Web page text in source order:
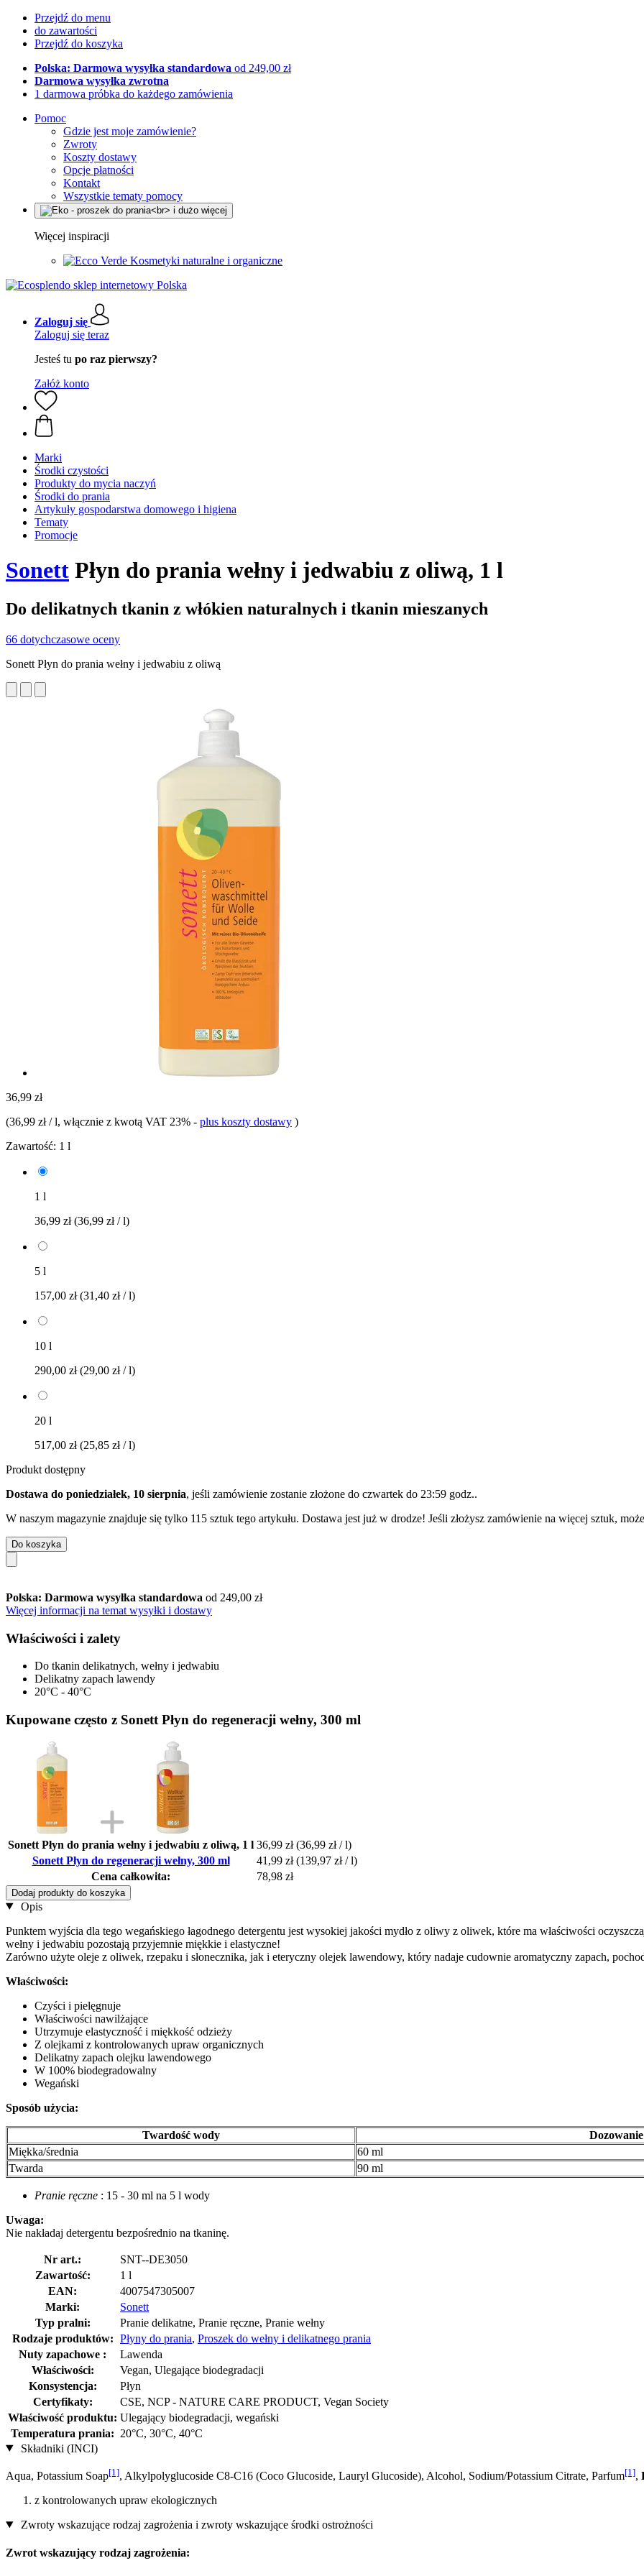
Przejdź do menu
do zawartości
Przejdź do koszyka
Polska: Darmowa wysyłka standardowa od 249,00 zł
Darmowa wysyłka zwrotna
1 darmowa próbka do każdego zamówienia
Pomoc
Gdzie jest moje zamówienie?
Zwroty
Koszty dostawy
Opcje płatności
Kontakt
Wszystkie tematy pomocy
Więcej inspiracji
Kosmetyki naturalne i organiczne
Zaloguj się
Zaloguj się teraz
Jesteś tu po raz pierwszy?
Załóż konto
Marki
Środki czystości
Produkty do mycia naczyń
Środki do prania
Artykuły gospodarstwa domowego i higiena
Tematy
Promocje
Sonett Płyn do prania wełny i jedwabiu z oliwą, 1 l
Do delikatnych tkanin z włókien naturalnych i tkanin mieszanych
66 dotychczasowe oceny
Sonett Płyn do prania wełny i jedwabiu z oliwą
36,99 zł
(36,99 zł / l, włącznie z kwotą VAT 23% - plus koszty dostawy )
Zawartość: 1 l
1 l
36,99 zł(36,99 zł / l)
5 l
157,00 zł(31,40 zł / l)
10 l
290,00 zł(29,00 zł / l)
20 l
517,00 zł(25,85 zł / l)
Produkt dostępny
Dostawa do poniedziałek, 10 sierpnia, jeśli zamówienie zostanie złożone do czwartek do 23:59 godz..
W naszym magazynie znajduje się tylko 115 sztuk tego artykułu. Dostawa jest już w drodze! Jeśli złożysz zamówienie na więcej sztuk,
Do koszyka
Polska: Darmowa wysyłka standardowa od 249,00 zł
Więcej informacji na temat wysyłki i dostawy
Właściwości i zalety
Do tkanin delikatnych, wełny i jedwabiu
Delikatny zapach lawendy
20°C - 40°C
Kupowane często z Sonett Płyn do regeneracji wełny, 300 ml
Sonett Płyn do prania wełny i jedwabiu z oliwą, 1 l 36,99 zł (36,99 zł / l)
Sonett Płyn do regeneracji wełny, 300 ml
41,99 zł (139,97 zł / l)
Cena całkowita:
78,98 zł
Dodaj produkty do koszyka
Opis
Punktem wyjścia dla tego wegańskiego łagodnego detergentu jest wysokiej jakości mydło z oliwy z oliwek, które ma właściwości
wełny i jedwabiu pozostają przyjemnie miękkie i elastyczne!
Zarówno użyte oleje z oliwek, rzepaku i słonecznika, jak i eteryczny olejek lawendowy, który nadaje cudownie aromatyczny zapach,
Właściwości:
Czyści i pielęgnuje
Właściwości nawilżające
Utrzymuje elastyczność i miękkość odzieży
Z olejkami z kontrolowanych upraw organicznych
Delikatny zapach olejku lawendowego
W 100% biodegradowalny
Wegański
Sposób użycia:
Twardość wody
Miękka/średnia
60 ml
Twarda
90 ml
Pranie ręczne : 15 - 30 ml na 5 l wody
Uwaga:
Nie nakładaj detergentu bezpośrednio na tkaninę.
Nr art.:
SNT--DE3050
Zawartość:
1 l
EAN:
4007547305007
Marki:
Sonett
Typ pralni:
Pranie delikatne, Pranie ręczne, Pranie wełny
Rodzaje produktów: Płyny do prania, Proszek do wełny i delikatnego prania
Nuty zapachowe :
Lawenda
Właściwości:
Vegan, Ulegające biodegradacji
Konsystencja:
Płyn
Certyfikaty:
CSE, NCP - NATURE CARE PRODUCT, Vegan Society
Właściwość produktu: Ulegający biodegradacji, wegański
Temperatura prania: 20°C, 30°C, 40°C
Składniki (INCI)
Aqua, Potassium Soap[1], Alkylpolyglucoside C8-C16 (Coco Glucoside, Lauryl Glucoside), Alcohol, Sodium/Potassium Citrate, Parfum[1],
z kontrolowanych upraw ekologicznych
Zwroty wskazujące rodzaj zagrożenia i zwroty wskazujące środki ostrożności
Zwrot wskazujący rodzaj zagrożenia: